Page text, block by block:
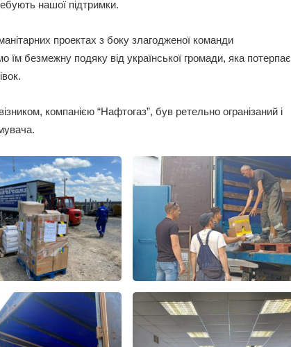
нашої підтримки.
проектах з боку злагодженої команди
їм безмежну подяку від української громади, яка потерпає
компанією “Нафтогаз”, був ретельно огранізаний і